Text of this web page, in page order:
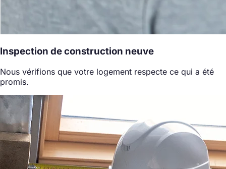
Inspection de construction neuve
Nous vérifions que votre logement respecte ce qui a été
promis.